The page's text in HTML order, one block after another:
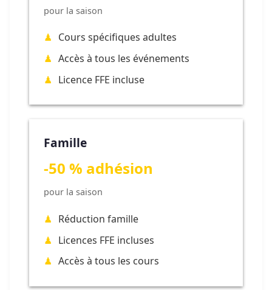
pour la saison
Cours spécifiques adultes
Accès à tous les événements
Licence FFE incluse
Famille
-50 % adhésion
pour la saison
Réduction famille
Licences FFE incluses
Accès à tous les cours